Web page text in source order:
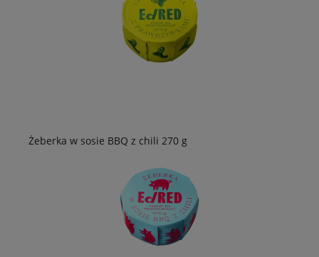
Żeberka w sosie BBQ z chili 270 g